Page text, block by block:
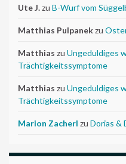
Ute J.zu B-Wurf vom
Matthias Pulpanekzu
Matthias zu Ungeduldiges
Trächtigkeitssymptome
Matthias zu Ungeduldiges
Trächtigkeitssymptome
Marion Zacherl zu Dorias &